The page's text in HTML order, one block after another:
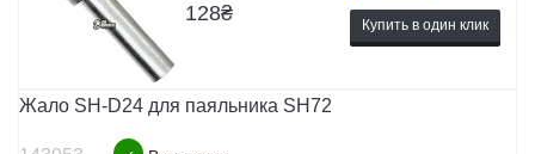
128₴ Купить в один клик
Жало SH-D24 для паяльника SH72